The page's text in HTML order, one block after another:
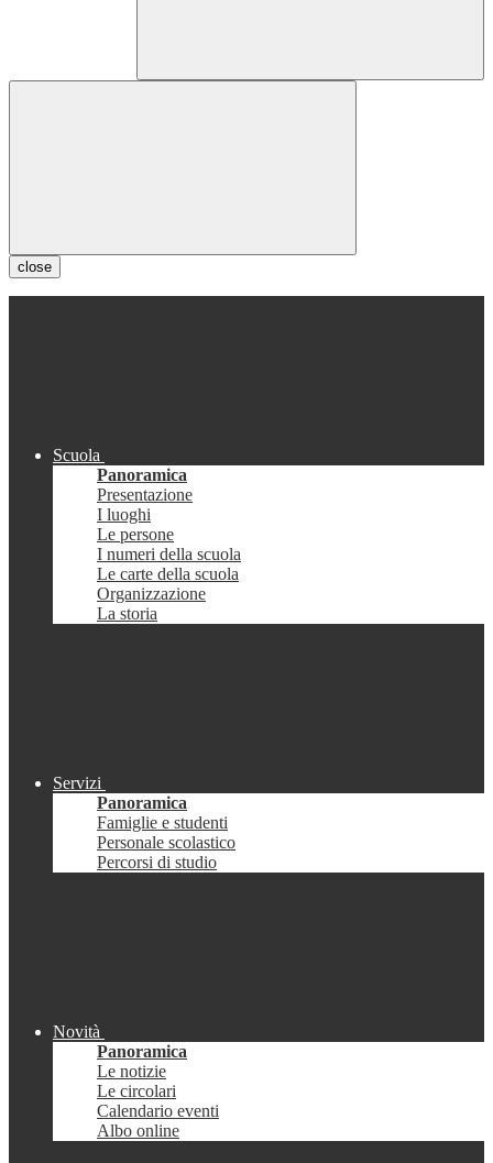
close
Scuola
Panoramica
Presentazione
I luoghi
Le persone
I numeri della scuola
Le carte della scuola
Organizzazione
La storia
Servizi
Panoramica
Famiglie e studenti
Personale scolastico
Percorsi di studio
Novità
Panoramica
Le notizie
Le circolari
Calendario eventi
Albo online